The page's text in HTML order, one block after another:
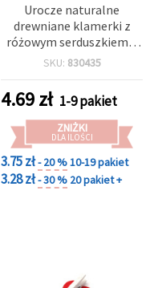
Urocze naturalne
drewniane klamerki z
różowym serduszkiem –
3x25 mm (zestaw 12 szt.)
romantycznych dekoracji
DIY, scrapbookingu i
ręcznie robionych
prezentów
SKU: 830435
4.69zł 1-9 pakiet
ZNIŻKI
DLA ILOŚCI
3.75 zł- 20 %10-19 pakiet
3.28 zł- 30 % 20 pakiet +